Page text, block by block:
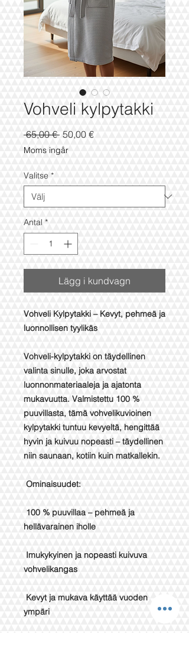
Vohveli kylpytakki
65,00 € Ordinarie
pris
50,00 €Reapris
Moms ingår
Valitse *
Antal *
Lägg i kundvagn
Vohveli Kylpytakki – Kevyt, pehmeä ja
luonnollisen tyylikäs
Vohveli-kylpytakki on täydellinen
valinta sinulle, joka arvostat
luonnonmateriaaleja ja ajatonta
mukavuutta. Valmistettu 100 %
puuvillasta, tämä vohvelikuvioinen
kylpytakki tuntuu kevyeltä, hengittää
hyvin ja kuivuu nopeasti – täydellinen
niin saunaan, kotiin kuin matkallekin.
Ominaisuudet:
100 % puuvillaa – pehmeä ja
hellävarainen iholle
Imukykyinen ja nopeasti kuivuva
vohvelikangas
Kevyt ja mukava käyttää vuoden
ympäri